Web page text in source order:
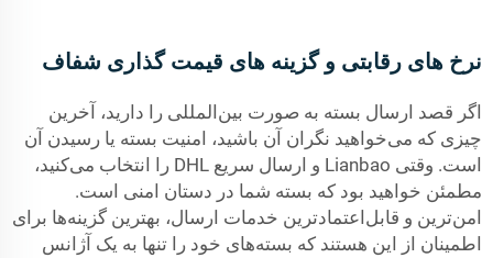
نرخ های رقابتی و گزینه های قیمت گذاری شفاف
اگر قصد ارسال بسته به صورت بین‌المللی را دارید، آخرین
چیزی که می‌خواهید نگران آن باشید، امنیت بسته یا رسیدن آن
است. وقتی Lianbao و ارسال سریع DHL را انتخاب می‌کنید،
مطمئن خواهید بود که بسته شما در دستان امنی است.
امن‌ترین و قابل‌اعتمادترین خدمات ارسال، بهترین گزینه‌ها برای
اطمینان از این هستند که بسته‌های خود را تنها به یک آژانس